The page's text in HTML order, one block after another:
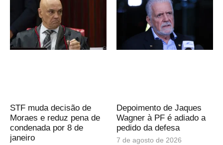
STF muda decisão de
Moraes e reduz pena de
condenada por 8 de
janeiro
Depoimento de Jaques
Wagner à PF é adiado a
pedido da defesa
7 de agosto de 2026